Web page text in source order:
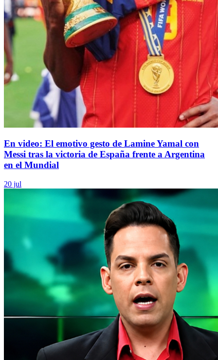
En video: El emotivo gesto de Lamine Yamal con
Messi tras la victoria de España frente a Argentina
en el Mundial
20 jul